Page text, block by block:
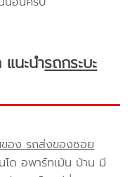
นะนำรถกระบะ
อง รถส่งของซอย
ด อพาร์ทเม้น บ้าน มี